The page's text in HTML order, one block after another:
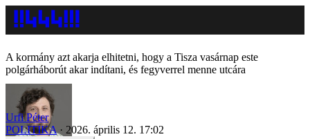
A kormány azt akarja elhitetni, hogy a Tisza vasárnap este
polgárháborút akar indítani, és fegyverrel menne utcára
Urfi Péter
POLITIKA
2026. április 12. 17:02